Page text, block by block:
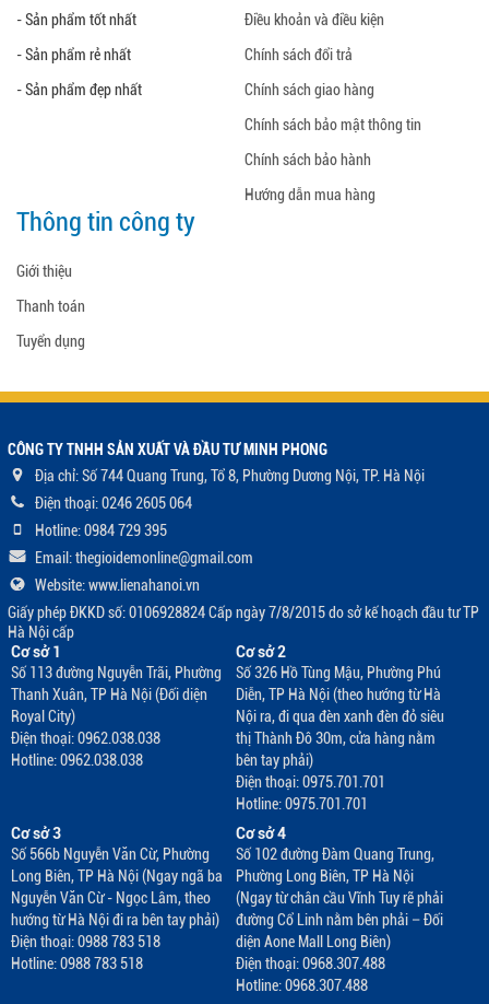
- Sản phẩm tốt nhất
- Sản phẩm rẻ nhất
- Sản phẩm đẹp nhất
Điều khoản và điều kiện
Chính sách đổi trả
Chính sách giao hàng
Chính sách bảo mật thông tin
Chính sách bảo hành
Hướng dẫn mua hàng
Thông tin công ty
Giới thiệu
Thanh toán
Tuyển dụng
CÔNG TY TNHH SẢN XUẤT VÀ ĐẦU TƯ MINH PHONG
Địa chỉ: Số 744 Quang Trung, Tổ 8, Phường Dương Nội, TP. Hà Nội
Điện thoại: 0246 2605 064
Hotline: 0984 729 395
Email: thegioidemonline@gmail.com
Website: www.lienahanoi.vn
Giấy phép ĐKKD số: 0106928824 Cấp ngày 7/8/2015 do sở kế hoạch đầu tư TP
Hà Nội cấp
Cơ sở 1
Số 113 đường Nguyễn Trãi, Phường
Thanh Xuân, TP Hà Nội (Đối diện
Royal City)
Điện thoại: 0962.038.038
Hotline: 0962.038.038
Cơ sở 2
Số 326 Hồ Tùng Mậu, Phường Phú
Diễn, TP Hà Nội (theo hướng từ Hà
Nội ra, đi qua đèn xanh đèn đỏ siêu
thị Thành Đô 30m, cửa hàng nằm
bên tay phải)
Điện thoại: 0975.701.701
Hotline: 0975.701.701
Cơ sở 3
Số 566b Nguyễn Văn Cừ, Phường
Long Biên, TP Hà Nội (Ngay ngã ba
Nguyễn Văn Cừ - Ngọc Lâm, theo
hướng từ Hà Nội đi ra bên tay phải)
Điện thoại: 0988 783 518
Hotline: 0988 783 518
Cơ sở 4
Số 102 đường Đàm Quang Trung,
Phường Long Biên, TP Hà Nội
(Ngay từ chân cầu Vĩnh Tuy rẽ phải
đường Cổ Linh nằm bên phải – Đối
diện Aone Mall Long Biên)
Điện thoại: 0968.307.488
Hotline: 0968.307.488